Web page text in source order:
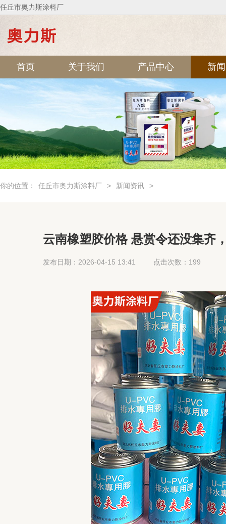
任丘市奥力斯涂料厂
首页 关于我们 产品中心 新
你的位置： 任丘市奥力斯涂料厂 > 新闻资讯 >
云南橡塑胶价格 悬赏令还没集齐
发布日期：2026-04-15 13:41 点击次数：199